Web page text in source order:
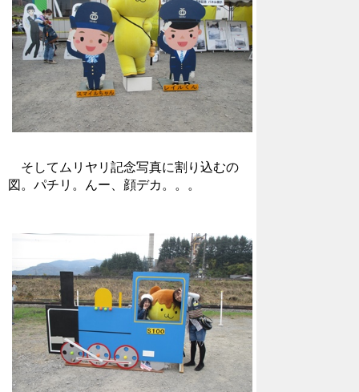
そしてムリヤリ記念写真に割り込むの
図。パチリ。んー、顔デカ。。。